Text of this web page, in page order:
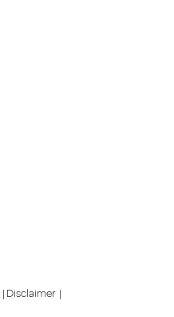
| Disclaimer |